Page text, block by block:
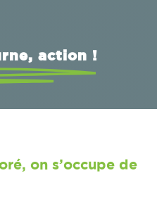
action !
on s’occupe de